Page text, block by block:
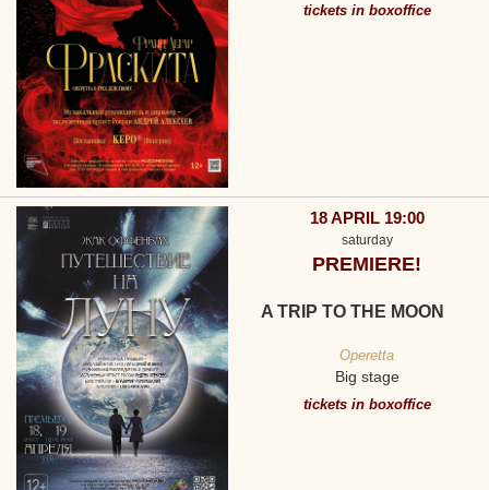
tickets in boxoffice
18 APRIL 19:00
saturday
PREMIERE!
A TRIP TO THE MOON
Operetta
Big stage
tickets in boxoffice